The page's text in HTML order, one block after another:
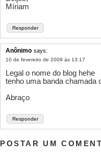
Responder
Míriam
Anônimo says:
10 de fevereiro de 2009 às 13:17
Responder
Legal o nome do blog hehe
tenho uma banda chamada
Abraço
POSTAR UM